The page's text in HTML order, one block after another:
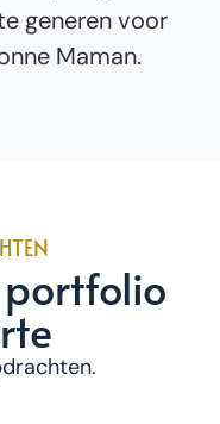
generen voor
Maman.